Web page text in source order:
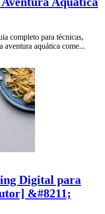
completo para técnicas,
aventura aquática come...
Digital para
&#8211;